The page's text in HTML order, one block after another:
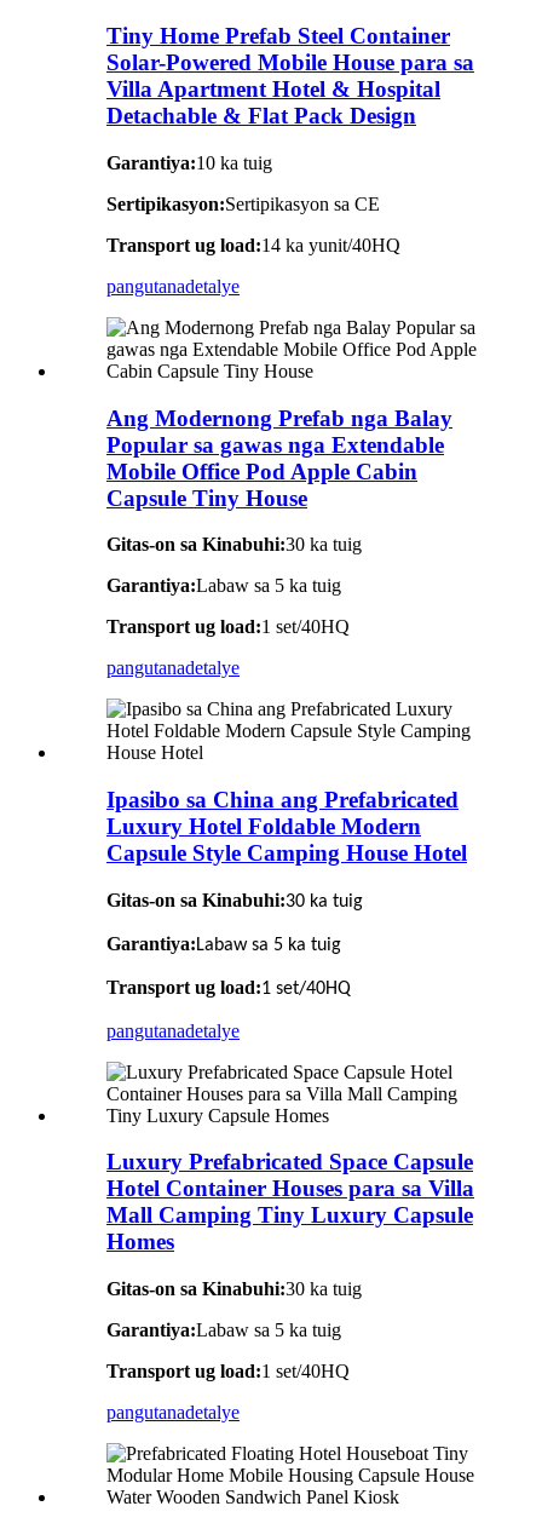
Tiny Home Prefab Steel Container
Solar-Powered Mobile House para sa
Villa Apartment Hotel & Hospital
Detachable & Flat Pack Design
Garantiya:10 ka tuig
Sertipikasyon:Sertipikasyon sa CE
Transport ug load:14 ka yunit/40HQ
pangutanadetalye
Ang Modernong Prefab nga Balay
Popular sa gawas nga Extendable
Mobile Office Pod Apple Cabin
Capsule Tiny House
Gitas-on sa Kinabuhi:30 ka tuig
Garantiya:Labaw sa 5 ka tuig
Transport ug load:1 set/40HQ
pangutanadetalye
Ipasibo sa China ang Prefabricated
Luxury Hotel Foldable Modern
Capsule Style Camping House Hotel
Gitas-on sa Kinabuhi:30 ka tuig
Garantiya:Labaw sa 5 ka tuig
Transport ug load:1 set/40HQ
pangutanadetalye
Luxury Prefabricated Space Capsule
Hotel Container Houses para sa Villa
Mall Camping Tiny Luxury Capsule
Homes
Gitas-on sa Kinabuhi:30 ka tuig
Garantiya:Labaw sa 5 ka tuig
Transport ug load:1 set/40HQ
pangutanadetalye